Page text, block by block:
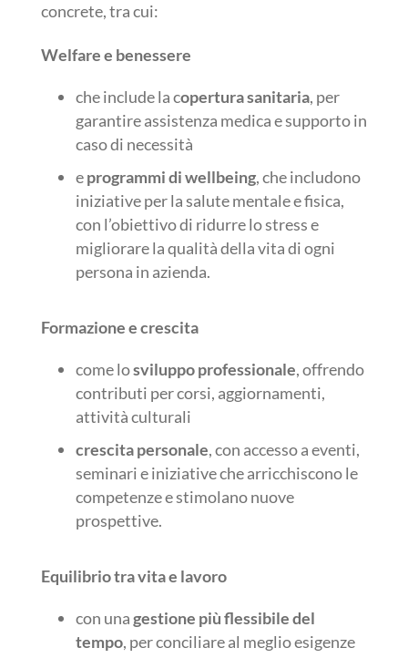
concrete, tra cui:
Welfare e benessere
che include la copertura sanitaria, per
garantire assistenza medica e supporto in
caso di necessità
eprogrammi di wellbeing, che includono
iniziative per la salute mentale e fisica,
con l’obiettivo di ridurre lo stress e
migliorare la qualità della vita di ogni
persona in azienda.
Formazione e crescita
come losviluppo professionale, offrendo
contributi per corsi, aggiornamenti,
attività culturali
crescita personale, con accesso a eventi,
seminari e iniziative che arricchiscono le
competenze e stimolano nuove
prospettive.
Equilibrio tra vita e lavoro
con unagestione più flessibile del
tempo, per conciliare al meglio esigenze